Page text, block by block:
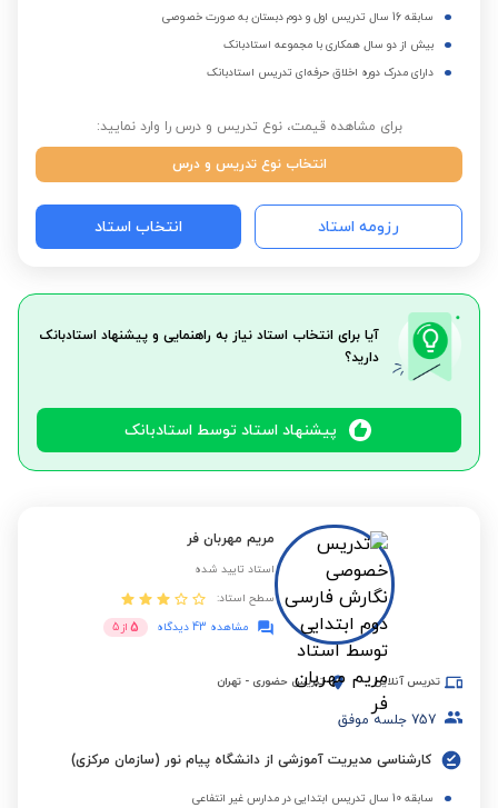
سابقه 16 سال تدریس اول و دوم دبستان به صورت خصوصی
بیش از دو سال همکاری با مجموعه استادبانک
دارای مدرک دوره اخلاق حرفه‌ای تدریس استادبانک
برای مشاهده قیمت، نوع تدریس و درس را وارد نمایید:
انتخاب نوع تدریس و درس
رزومه استاد انتخاب استاد
آیا برای انتخاب استاد نیاز به راهنمایی و پیشنهاد استادبانک
دارید؟
پیشنهاد استاد توسط استادبانک
مریم مهربان فر
استاد تایید شده
سطح استاد:
مشاهده 43 دیدگاه
5 از 5
تدریس آنلاین تدریس حضوری - تهران
757 جلسه موفق
کارشناسی مدیریت آموزشی از دانشگاه پیام نور (سازمان مرکزی)
سابقه 10 سال تدریس ابتدایی در مدارس غیر انتفاعی